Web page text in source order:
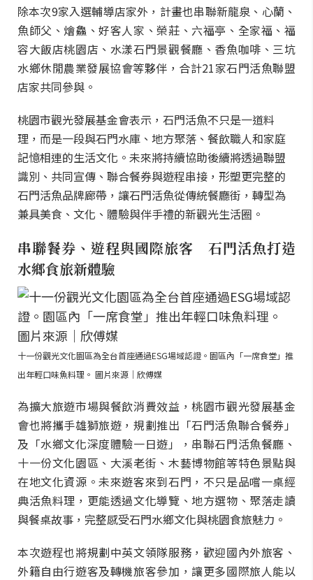
除本次9家入選輔導店家外，計畫也串聯新龍泉、心蘭、
魚師父、燴鱻、好客人家、榮莊、六福亭、全家福、福
容大飯店桃園店、水漾石門景觀餐廳、香魚咖啡、三坑
水鄉休閒農業發展協會等夥伴，合計21家石門活魚聯盟
店家共同參與。
桃園市觀光發展基金會表示，石門活魚不只是一道料
理，而是一段與石門水庫、地方聚落、餐飲職人和家庭
記憶相連的生活文化。未來將持續協助後續將透過聯盟
識別、共同宣傳、聯合餐券與遊程串接，形塑更完整的
石門活魚品牌廊帶，讓石門活魚從傳統餐廳街，轉型為
兼具美食、文化、體驗與伴手禮的新觀光生活圈。
串聯餐券、遊程與國際旅客 石門活魚打造
水鄉食旅新體驗
十一份觀光文化園區為全台首座通過ESG場域認證。園區內「一席食堂」推
出年輕口味魚料理。 圖片來源｜欣傅媒
為擴大旅遊市場與餐飲消費效益，桃園市觀光發展基金
會也將攜手雄獅旅遊，規劃推出「石門活魚聯合餐券」
及「水鄉文化深度體驗一日遊」，串聯石門活魚餐廳、
十一份文化園區、大溪老街、木藝博物館等特色景點與
在地文化資源。未來遊客來到石門，不只是品嚐一桌經
典活魚料理，更能透過文化導覽、地方選物、聚落走讀
與餐桌故事，完整感受石門水鄉文化與桃園食旅魅力。
本次遊程也將規劃中英文領隊服務，歡迎國內外旅客、
外籍自由行遊客及轉機旅客參加，讓更多國際旅人能以